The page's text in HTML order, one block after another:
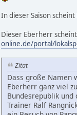
In dieser Saison
Dieser Eberherr
online.de/portal/
Zitat
Dass große Namen
Eberherr ganz viel
Bundesrepublik
Trainer Ralf